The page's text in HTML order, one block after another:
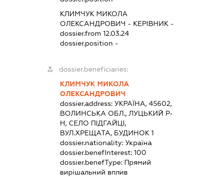
КЛИМЧУК МИКОЛА
ОЛЕКСАНДРОВИЧ - КЕРІВНИК -
dossier.from 12.03.24
dossier.position -
dossier.beneficiaries:
КЛИМЧУК МИКОЛА
ОЛЕКСАНДРОВИЧ
dossier.address: УКРАЇНА, 45602,
ВОЛИНСЬКА ОБЛ., ЛУЦЬКИЙ Р-
Н, СЕЛО ПІДГАЙЦІ,
ВУЛ.ХРЕЩАТА, БУДИНОК 1
dossier.nationality: Україна
dossier.benefInterest: 100
dossier.benefType: Прямий
вирішальний вплив